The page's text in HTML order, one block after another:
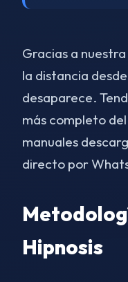
Gracias a
la distancia
desaparece.
más completo
manuales
directo por
Hipnosis